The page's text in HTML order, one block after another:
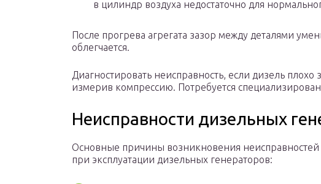
в цилиндр воздуха недостаточно для
После прогрева агрегата зазор между деталями
облегчается.
Диагностировать неисправность, если дизель
измерив компрессию. Потребуется
Неисправности дизельных
Основные причины возникновения неисправностей
при эксплуатации дизельных генераторов: